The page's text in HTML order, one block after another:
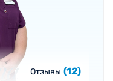
Отзывы (12)